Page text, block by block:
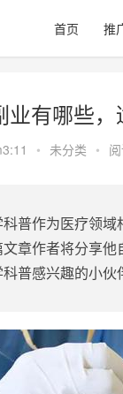
首页 推
有哪些，
• 未分类 •
普作为医疗领
章作者将分享
普感兴趣的小伙